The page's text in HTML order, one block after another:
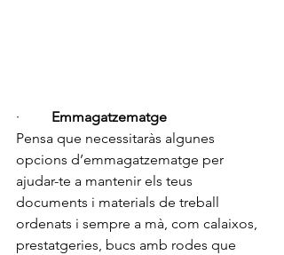
· Emmagatzematge
Pensa que necessitaràs algunes
opcions d’emmagatzematge per
ajudar-te a mantenir els teus
documents i materials de treball
ordenats i sempre a mà, com calaixos,
prestatgeries, bucs amb rodes que